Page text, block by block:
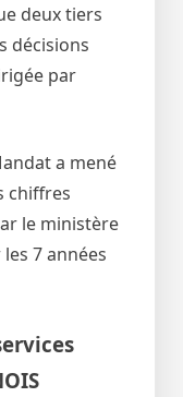
deux tiers
décisions
par
a mené
chiffres
le ministère
7 années